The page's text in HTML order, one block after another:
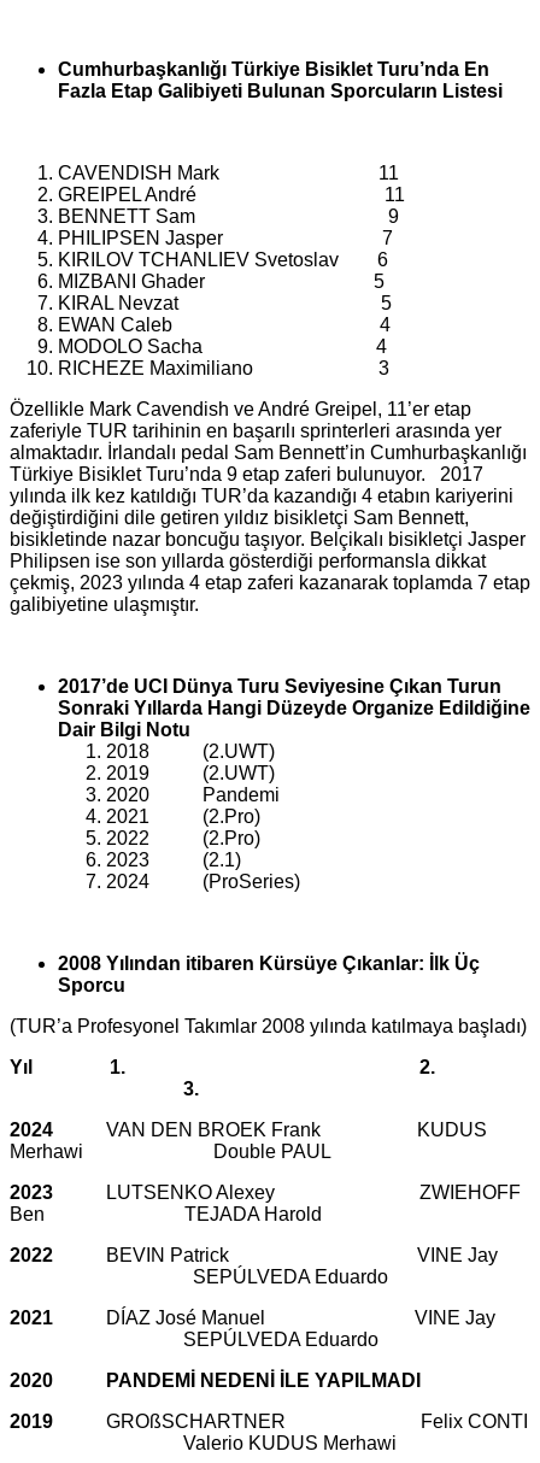
Cumhurbaşkanlığı Türkiye Bisiklet Turu’nda En
Fazla Etap Galibiyeti Bulunan Sporcuların Listesi
CAVENDISH Mark 11
GREIPEL André 11
BENNETT Sam 9
PHILIPSEN Jasper 7
KIRILOV TCHANLIEV Svetoslav 6
MIZBANI Ghader 5
KIRAL Nevzat 5
EWAN Caleb 4
MODOLO Sacha 4
RICHEZE Maximiliano 3
Özellikle Mark Cavendish ve André Greipel, 11’er etap
zaferiyle TUR tarihinin en başarılı sprinterleri arasında yer
almaktadır. İrlandalı pedal Sam Bennett’in Cumhurbaşkanlığı
Türkiye Bisiklet Turu’nda 9 etap zaferi bulunuyor. 2017
yılında ilk kez katıldığı TUR’da kazandığı 4 etabın kariyerini
değiştirdiğini dile getiren yıldız bisikletçi Sam Bennett,
bisikletinde nazar boncuğu taşıyor. Belçikalı bisikletçi Jasper
Philipsen ise son yıllarda gösterdiği performansla dikkat
çekmiş, 2023 yılında 4 etap zaferi kazanarak toplamda 7 etap
galibiyetine ulaşmıştır.
2017’de UCI Dünya Turu Seviyesine Çıkan Turun
Sonraki Yıllarda Hangi Düzeyde Organize Edildiğine
Dair Bilgi Notu
2018 (2.UWT)
2019 (2.UWT)
2020 Pandemi
2021 (2.Pro)
2022 (2.Pro)
2023 (2.1)
2024 (ProSeries)
2008 Yılından itibaren Kürsüye Çıkanlar: İlk Üç
Sporcu
(TUR’a Profesyonel Takımlar 2008 yılında katılmaya başladı)
Yıl 1. 2.
3.
2024 VAN DEN BROEK Frank KUDUS
Merhawi Double PAUL
2023
LUTSENKO Alexey ZWIEHOFF
Ben TEJADA Harold
2022
BEVIN Patrick VINE Jay
SEPÚLVEDA Eduardo
2021
DÍAZ José Manuel VINE Jay
SEPÚLVEDA Eduardo
2020 PANDEMİ NEDENİ İLE YAPILMADI
2019 GROßSCHARTNER Felix CONTI
Valerio KUDUS Merhawi